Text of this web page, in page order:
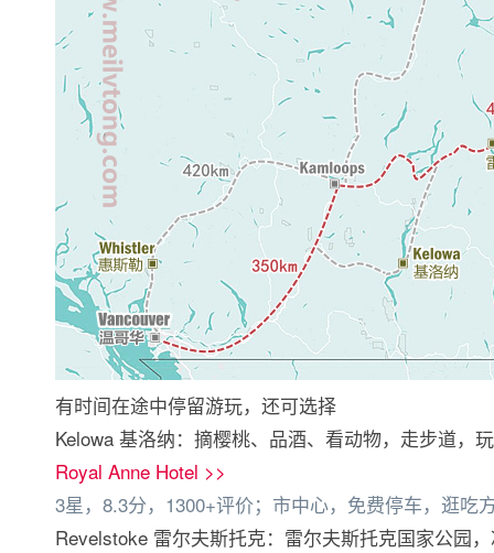
有时间在途中停留游玩，还可选择
Kelowa 基洛纳：摘樱桃、品酒、看动物，走步道，
Royal Anne Hotel >>
3星，8.3分，1300+评价；市中心，免费停车，逛吃
Revelstoke 雷尔夫斯托克：雷尔夫斯托克国家公园